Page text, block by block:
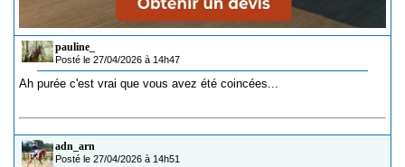
pauline_
Posté le 27/04/2026 à 14h47
Ah purée c'est vrai que vous avez été coincées...
adn_arn
Posté le 27/04/2026 à 14h51